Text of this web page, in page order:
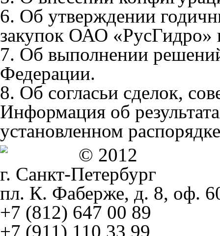
6. Об утверждении
закупок ОАО «РусГидро»
7. Об выполнении
Федерации.
8. Об согласьи сделок,
Информация об
установленном
© 2012
г. Санкт-Петербург
пл. К. Фаберже, д. 8, оф.
+7 (812) 647 00 89
+7 (911) 110 33 99